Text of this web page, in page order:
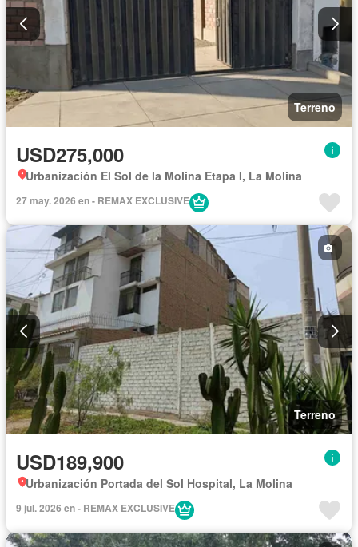
Terreno
USD275,000
Urbanización El Sol de la Molina Etapa I, La Molina
27 may. 2026 en - REMAX EXCLUSIVE
Terreno
USD189,900
Urbanización Portada del Sol Hospital, La Molina
9 jul. 2026 en - REMAX EXCLUSIVE